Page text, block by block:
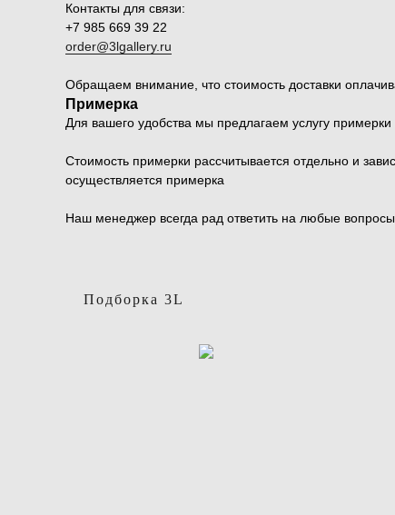
Контакты для связи:
+7 985 669 39 22
order@3lgallery.ru
Обращаем внимание, что стоимость доставки
Примерка
Для вашего удобства мы предлагаем услугу
Стоимость примерки рассчитывается отдельно и
осуществляется примерка
Наш менеджер всегда рад ответить на любые
Подборка 3L